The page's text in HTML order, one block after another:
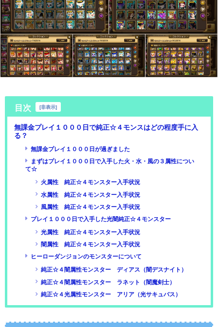
目次 [非表示]
無課金プレイ１０００日で純正☆４モンスはどの程度手に入
る？
無課金プレイ１０００日が過ぎました
まずはプレイ１０００日で入手した火・水・風の３属性につい
て☆
火属性 純正☆４モンスター入手状況
水属性 純正☆４モンスター入手状況
風属性 純正☆４モンスター入手状況
プレイ１０００日で入手した光闇純正☆４モンスター
光属性 純正☆４モンスター入手状況
闇属性 純正☆４モンスター入手状況
ヒーローダンジョンのモンスターについて
純正☆４闇属性モンスター ディアス（闇デスナイト）
純正☆４闇属性モンスター ラネット（闇魔剣士）
純正☆４光属性モンスター アリア（光サキュバス）